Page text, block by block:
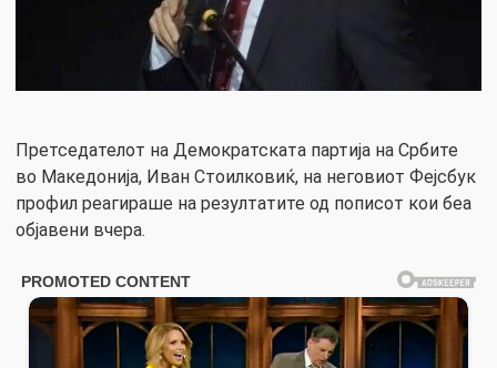
Претседателот на Демократската партија на Србите
во Македонија, Иван Стоилковиќ, на неговиот Фејсбук
профил реагираше на резултатите од пописот кои беа
објавени вчера.